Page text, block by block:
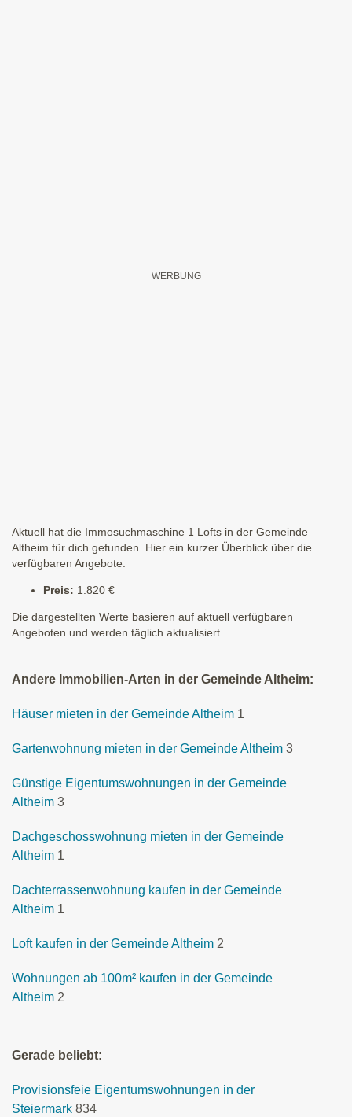
Aktuell hat die Immosuchmaschine 1 Lofts in der Gemeinde
Altheim für dich gefunden. Hier ein kurzer Überblick über die
verfügbaren Angebote:
Preis: 1.820 €
Die dargestellten Werte basieren auf aktuell verfügbaren
Angeboten und werden täglich aktualisiert.
Andere Immobilien-Arten in der Gemeinde Altheim:
Häuser mieten in der Gemeinde Altheim 1
Gartenwohnung mieten in der Gemeinde Altheim 3
Günstige Eigentumswohnungen in der Gemeinde
Altheim 3
Dachgeschosswohnung mieten in der Gemeinde
Altheim 1
Dachterrassenwohnung kaufen in der Gemeinde
Altheim 1
Loft kaufen in der Gemeinde Altheim 2
Wohnungen ab 100m² kaufen in der Gemeinde
Altheim 2
Gerade beliebt:
Provisionsfeie Eigentumswohnungen in der
Steiermark 834